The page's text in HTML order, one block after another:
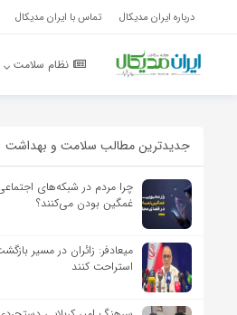
درباره ایران مدیکال تماس با ایران مدیکال
نظام سلامت
جدیدترین مطالب سلامت و بهداشت
چرا مردم در شبکه‌های
غمگین بودن می‌کنند؟
میعادفر: زائران در مسیر
استراحت کنند